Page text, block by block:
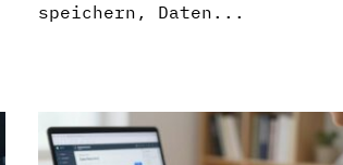
speichern, Daten...